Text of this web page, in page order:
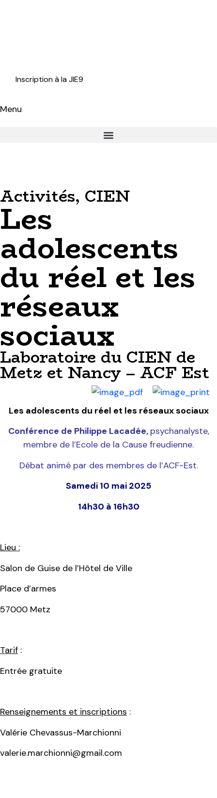
Inscription à la JIE9
Menu
Activités, CIEN
Les
adolescents
du réel et les
réseaux
sociaux
Laboratoire du CIEN de
Metz et Nancy – ACF Est
Les adolescents du réel et les réseaux sociaux
Conférence de Philippe Lacadée, psychanalyste,
membre de l’Ecole de la Cause freudienne.
Débat animé par des membres de l’ACF-Est.
Samedi 10 mai 2025
14h30 à 16h30
Lieu :
Salon de Guise de l’Hôtel de Ville
Place d’armes
57000 Metz
Tarif :
Entrée gratuite
Renseignements et inscriptions :
Valérie Chevassus-Marchionni
valerie.marchionni@gmail.com